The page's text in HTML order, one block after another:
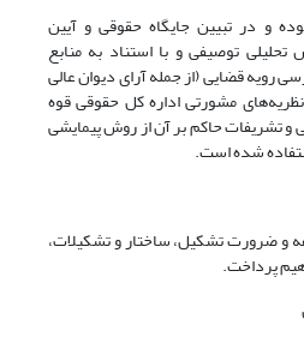
و در تبیین جایگاه حقوقی و آیین
توصیفی و با استناد به منابع
رویه قضایی (از جمله آرای دیوان عالی
مشورتی اداره کل حقوقی قوه
تشریفات حاکم بر آن از روش پیمایشی
و ضرورت تشکیل، ساختار و تشکیلات،
پرداخت.